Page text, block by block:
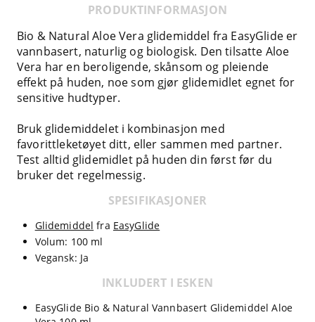
PRODUKTINFORMASJON
Bio & Natural Aloe Vera glidemiddel fra EasyGlide er
vannbasert, naturlig og biologisk. Den tilsatte Aloe
Vera har en beroligende, skånsom og pleiende
effekt på huden, noe som gjør glidemidlet egnet for
sensitive hudtyper.
Bruk glidemiddelet i kombinasjon med
favorittleketøyet ditt, eller sammen med partner.
Test alltid glidemidlet på huden din først før du
bruker det regelmessig.
SPESIFIKASJONER
Glidemiddel fra EasyGlide
Volum: 100 ml
Vegansk: Ja
INKLUDERT I ESKEN
EasyGlide Bio & Natural Vannbasert Glidemiddel Aloe